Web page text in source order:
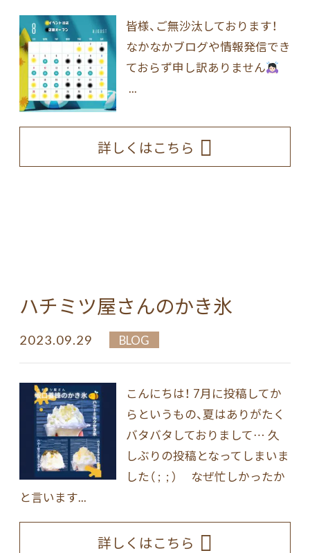
皆様、ご無沙汰しております！
なかなかブログや情報発信でき
ておらず申し訳ありません
...
詳しくはこちら
ハチミツ屋さんのかき氷
2023.09.29 BLOG
こんにちは！ 7月に投稿してか
らというもの、夏はありがたく
バタバタしておりまして… 久
しぶりの投稿となってしまいま
した（ ; ; ） なぜ忙しかったか
と言います...
詳しくはこちら